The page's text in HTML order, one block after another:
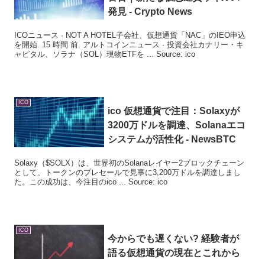
発見 - Crypto News
ICOニュース · NOT A HOTEL子会社、仮想通貨「NAC」のIEO申込
を開始. 15 時間 前. アルトコインニュース · 投資会社カナリー・キ
ャピタル、ソラナ（SOL）現物ETFを ... Source: ico
ICO
ico 仮想通貨で注目：Solaxyが
3200万ドルを調達、Solanaエコ
システムが活性化 - NewsBTC
Solaxy（$SOLX）は、世界初のSolanaレイヤー2ブロックチェーン
として、トークンのプレセールで見事に3,200万ドルを調達しまし
た。この成功は、今注目のico ... Source: ico
ICO
今からでも遅くない? 経験者が
語る仮想通貨の現在とこれから